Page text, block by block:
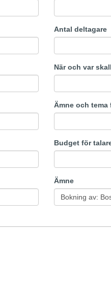
Antal deltagare
När och var
Ämne och
Budget för
Ämne